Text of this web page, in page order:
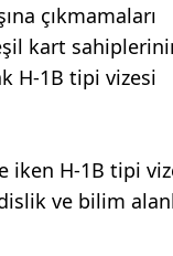
çıkmamaları
kart
H-1B tipi vizesi
iken H-1B tipi
ve bilim